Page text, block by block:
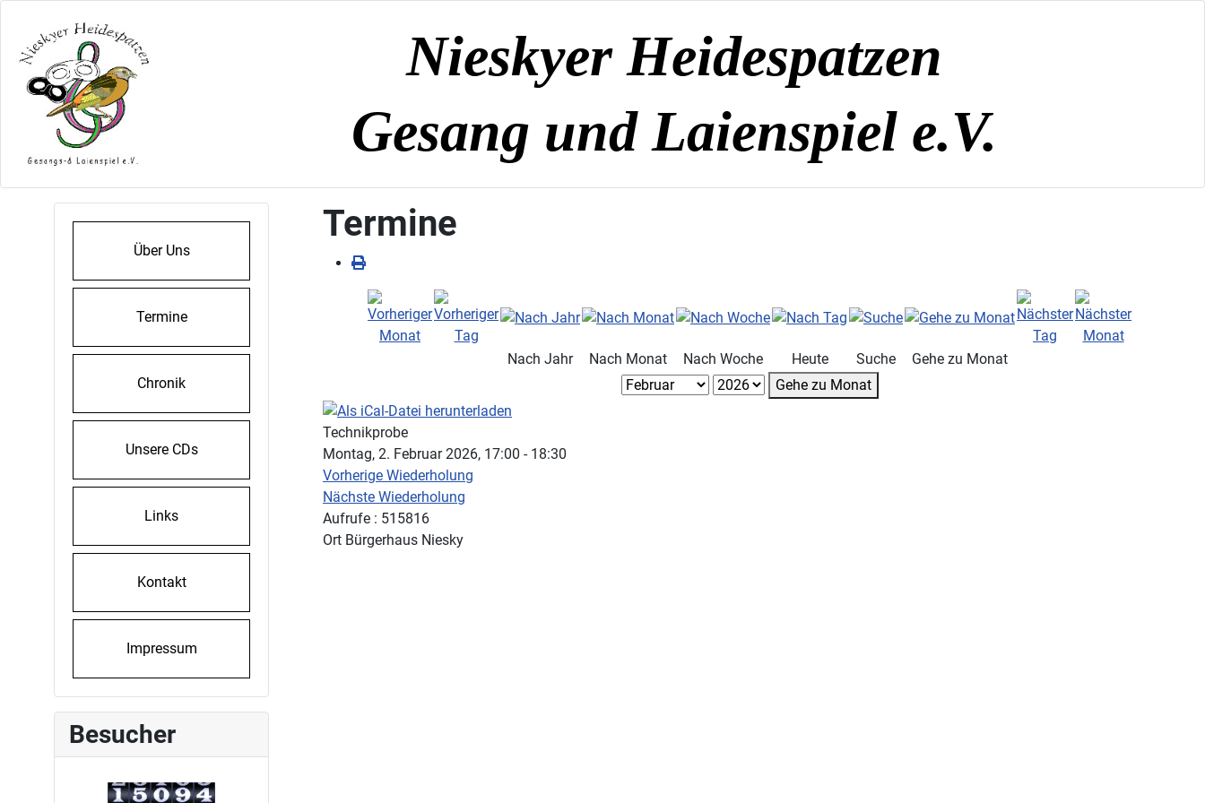
Nieskyer Heidespatzen
Gesang und Laienspiel e.V.
Über Uns
Termine
Chronik
Unsere CDs
Links
Kontakt
Impressum
Besucher
Termine
Nach Jahr Nach Monat Nach Woche Heute Suche
Gehe zu Monat
Gehe zu Monat
Technikprobe
Montag, 2. Februar 2026, 17:00 - 18:30
Vorherige Wiederholung
Nächste Wiederholung
Aufrufe : 515816
Ort Bürgerhaus Niesky